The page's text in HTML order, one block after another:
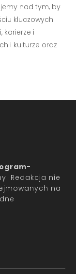
nad tym, by
kluczowych
karierze i
i kulturze oraz
Redakcja nie
na